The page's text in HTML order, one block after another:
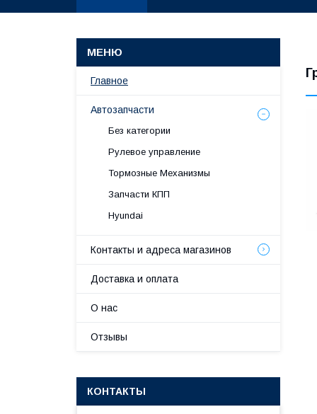
Главное
Автозапчасти
Без категории
Рулевое управление
Тормозные Механизмы
Запчасти КПП
Hyundai
Контакты и адреса магазинов
Доставка и оплата
О нас
Отзывы
КОНТАКТЫ